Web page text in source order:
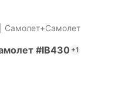
Самолет+Самолет
#IB430 +1